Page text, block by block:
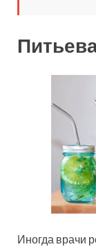
Иногда врачи